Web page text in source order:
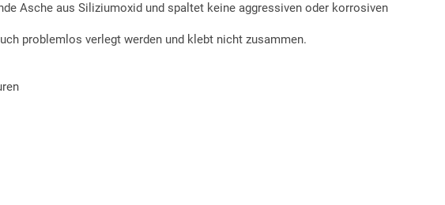
Asche aus Siliziumoxid und spaltet keine aggressiven oder korrosiven
problemlos verlegt werden und klebt nicht zusammen.